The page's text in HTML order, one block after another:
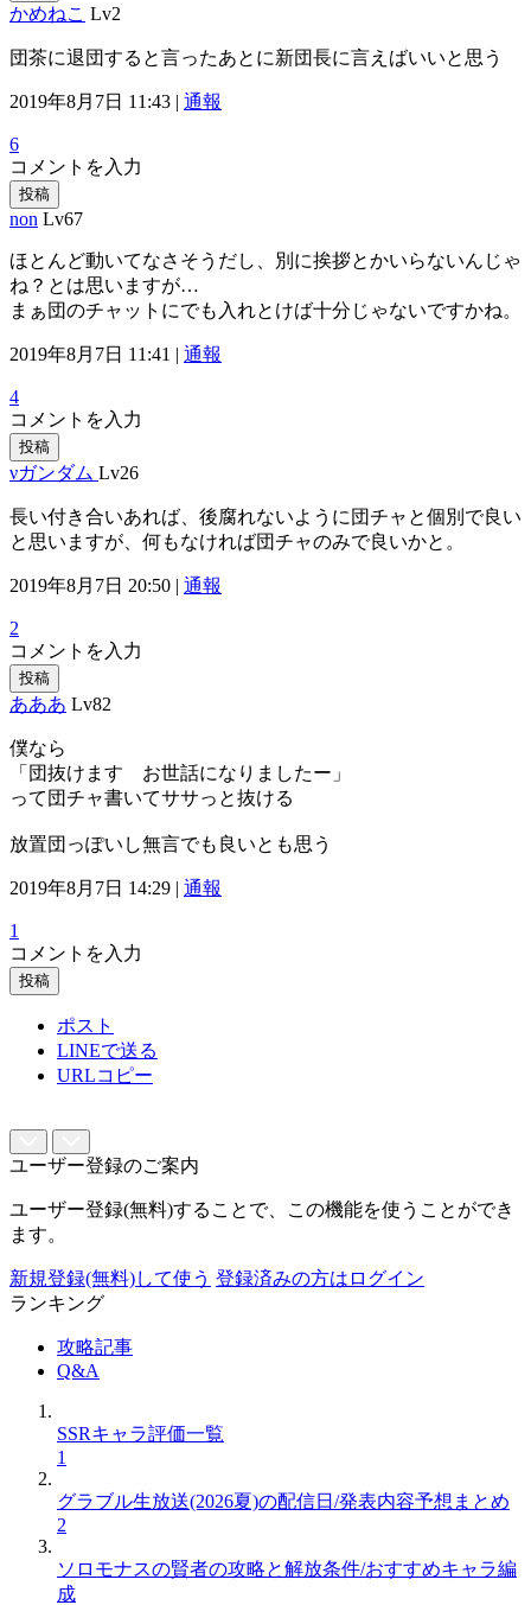
かめねこ Lv2
団茶に退団すると言ったあとに新団長に言えばいいと思う
2019年8月7日 11:43 | 通報
6
コメントを入力
投稿
non Lv67
ほとんど動いてなさそうだし、別に挨拶とかいらないんじゃ
ね？とは思いますが…
まぁ団のチャットにでも入れとけば十分じゃないですかね。
2019年8月7日 11:41 | 通報
4
コメントを入力
投稿
νガンダム Lv26
長い付き合いあれば、後腐れないように団チャと個別で良い
と思いますが、何もなければ団チャのみで良いかと。
2019年8月7日 20:50 | 通報
2
コメントを入力
投稿
あああ Lv82
僕なら
「団抜けます お世話になりましたー」
って団チャ書いてササっと抜ける
放置団っぽいし無言でも良いとも思う
2019年8月7日 14:29 | 通報
1
コメントを入力
投稿
ポスト
LINEで送る
URLコピー
ユーザー登録のご案内
ユーザー登録(無料)することで、この機能を使うことができ
ます。
新規登録(無料)して使う 登録済みの方はログイン
ランキング
攻略記事
Q&A
SSRキャラ評価一覧
1
グラブル生放送(2026夏)の配信日/発表内容予想まとめ
2
ソロモナスの賢者の攻略と解放条件/おすすめキャラ編
成